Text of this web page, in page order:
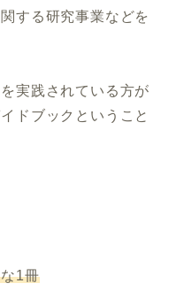
する研究事業などを
実践されている方が
ドブックということ
1冊